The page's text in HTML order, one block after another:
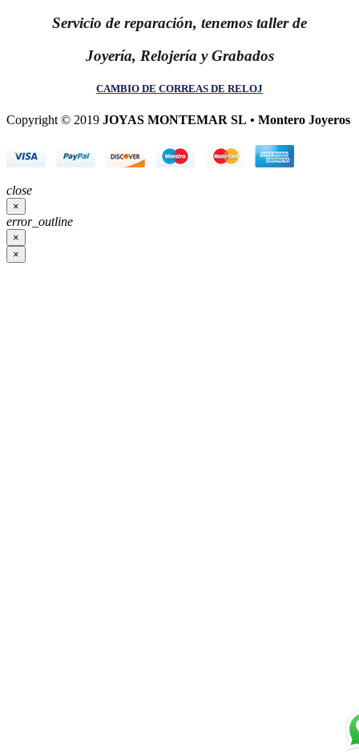
Servicio de reparación, tenemos taller de
Joyería, Relojería y Grabados
CAMBIO DE CORREAS DE RELOJ
Copyright © 2019 JOYAS MONTEMAR SL • Montero Joyeros
close
×
error_outline
×
×